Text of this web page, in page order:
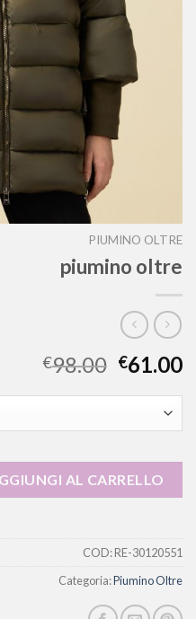
PIUMINO OLTRE
piumino oltre
€98.00 €61.00
AL CARRELLO
COD:RE-30120551
Categoria:Piumino Oltre